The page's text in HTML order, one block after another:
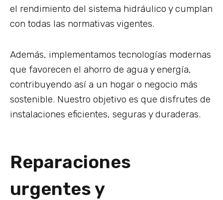
el rendimiento del sistema hidráulico y cumplan
con todas las normativas vigentes.
Además, implementamos tecnologías modernas
que favorecen el ahorro de agua y energía,
contribuyendo así a un hogar o negocio más
sostenible. Nuestro objetivo es que disfrutes de
instalaciones eficientes, seguras y duraderas.
Reparaciones
urgentes y